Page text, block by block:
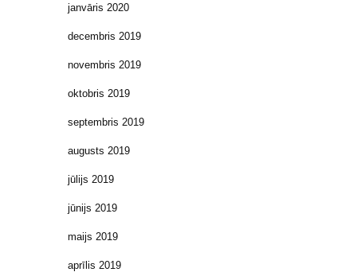
janvāris 2020
decembris 2019
novembris 2019
oktobris 2019
septembris 2019
augusts 2019
jūlijs 2019
jūnijs 2019
maijs 2019
aprīlis 2019